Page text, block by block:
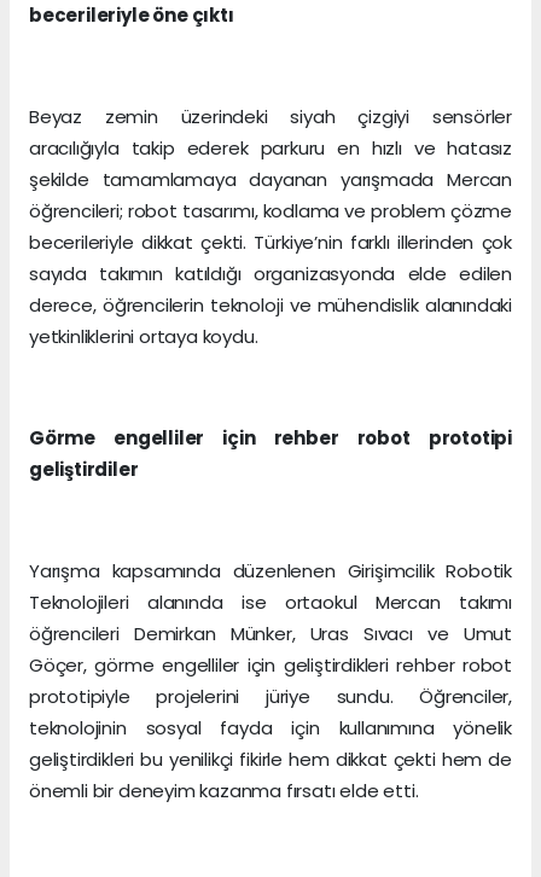
becerileriyle öne çıktı
Beyaz zemin üzerindeki siyah çizgiyi sensörler
aracılığıyla takip ederek parkuru en hızlı ve hatasız
şekilde tamamlamaya dayanan yarışmada Mercan
öğrencileri; robot tasarımı, kodlama ve problem çözme
becerileriyle dikkat çekti. Türkiye’nin farklı illerinden çok
sayıda takımın katıldığı organizasyonda elde edilen
derece, öğrencilerin teknoloji ve mühendislik alanındaki
yetkinliklerini ortaya koydu.
Görme engelliler için rehber robot prototipi
geliştirdiler
Yarışma kapsamında düzenlenen Girişimcilik Robotik
Teknolojileri alanında ise ortaokul Mercan takımı
öğrencileri Demirkan Münker, Uras Sıvacı ve Umut
Göçer, görme engelliler için geliştirdikleri rehber robot
prototipiyle projelerini jüriye sundu. Öğrenciler,
teknolojinin sosyal fayda için kullanımına yönelik
geliştirdikleri bu yenilikçi fikirle hem dikkat çekti hem de
önemli bir deneyim kazanma fırsatı elde etti.